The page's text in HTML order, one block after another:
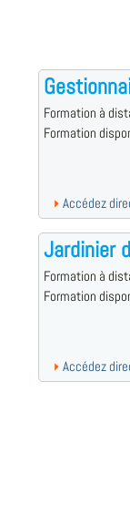
Formation à
Formation
Accédez
Jardinier
Formation à
Formation
Accédez